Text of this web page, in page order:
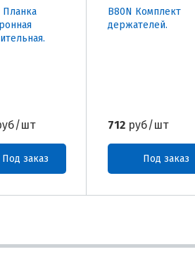
Планка
шт
Под заказ
B80N Комплект
держателей.
712 руб/шт
Под заказ